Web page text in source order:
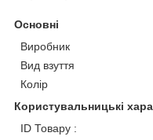
Основні
Виробник
Вид взуття
Колір
Користувальницькі
ID Товару :